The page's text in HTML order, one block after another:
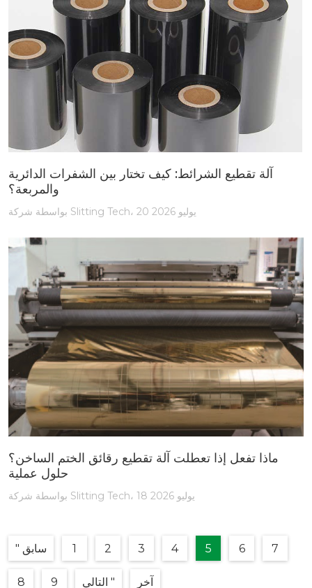
آلة تقطيع الشرائط: كيف تختار بين الشفرات الدائرية
والمربعة؟
بواسطة شركة Slitting Tech، 20 يوليو 2026
ماذا تفعل إذا تعطلت آلة تقطيع رقائق الختم الساخن؟
حلول عملية
بواسطة شركة Slitting Tech، 18 يوليو 2026
" سابق 1 2 3 4 5 6 7
8 9 التالي " آخر